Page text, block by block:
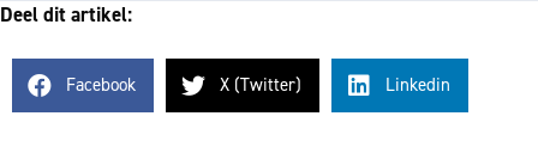
Deel dit artikel:
Facebook X (Twitter) Linkedin